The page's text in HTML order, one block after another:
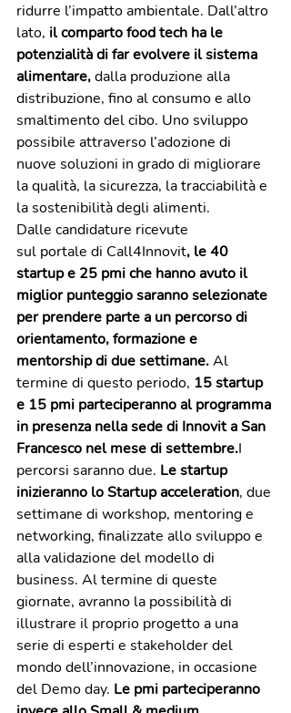
ridurre l’impatto ambientale. Dall’altro
lato, il comparto food tech ha le
potenzialità di far evolvere il sistema
alimentare, dalla produzione alla
distribuzione, fino al consumo e allo
smaltimento del cibo. Uno sviluppo
possibile attraverso l’adozione di
nuove soluzioni in grado di migliorare
la qualità, la sicurezza, la tracciabilità e
la sostenibilità degli alimenti.
Dalle candidature ricevute
sul portale di Call4Innovit, le 40
startup e 25 pmi che hanno avuto il
miglior punteggio saranno selezionate
per prendere parte a un percorso di
orientamento, formazione e
mentorship di due settimane. Al
termine di questo periodo, 15 startup
e 15 pmi parteciperanno al programma
in presenza nella sede di Innovit a San
Francesco nel mese di settembre.I
percorsi saranno due. Le startup
inizieranno lo Startup acceleration, due
settimane di workshop, mentoring e
networking, finalizzate allo sviluppo e
alla validazione del modello di
business. Al termine di queste
giornate, avranno la possibilità di
illustrare il proprio progetto a una
serie di esperti e stakeholder del
mondo dell’innovazione, in occasione
del Demo day. Le pmi parteciperanno